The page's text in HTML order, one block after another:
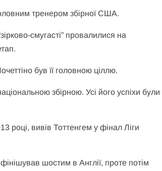
тренером збірної США.
смугасті” провалилися на
був її головною ціллю.
збірною. Усі його успіхи були
році, вивів Тоттенгем у фінал Ліги
шостим в Англії, проте потім